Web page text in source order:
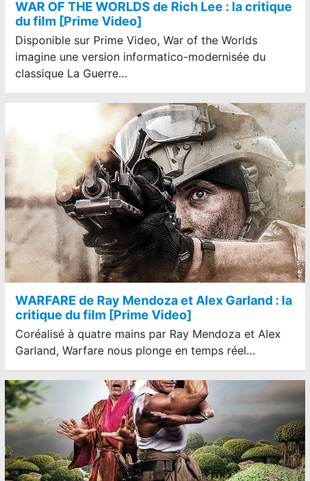
WAR OF THE WORLDS de Rich Lee : la critique
du film [Prime Video]
Disponible sur Prime Video, War of the Worlds
imagine une version informatico-modernisée du
classique La Guerre…
WARFARE de Ray Mendoza et Alex Garland : la
critique du film [Prime Video]
Coréalisé à quatre mains par Ray Mendoza et Alex
Garland, Warfare nous plonge en temps réel…